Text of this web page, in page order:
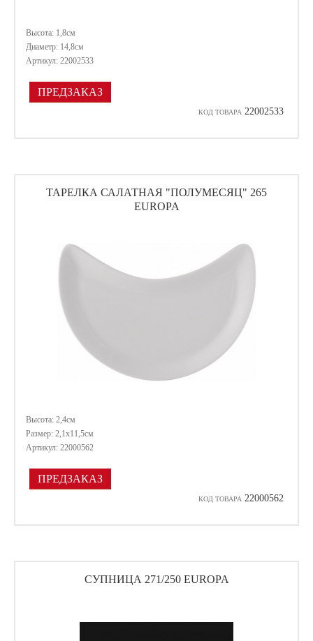
Высота: 1,8см
Диаметр: 14,8см
Артикул: 22002533
ПРЕДЗАКАЗ
КОД ТОВАРА 22002533
ТАРЕЛКА САЛАТНАЯ "ПОЛУМЕСЯЦ" 265
EUROPA
Высота: 2,4см
Размер: 2,1х11,5см
Артикул: 22000562
ПРЕДЗАКАЗ
КОД ТОВАРА 22000562
СУПНИЦА 271/250 EUROPA